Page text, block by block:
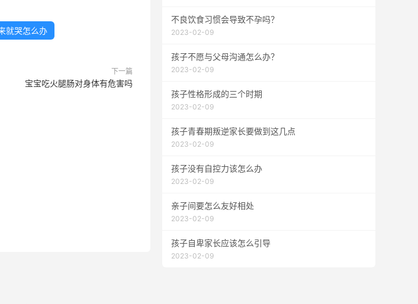
就哭怎么办
下一篇
宝宝吃火腿肠对身体有危害吗
不良饮食习惯会导致不孕吗？
2023-02-09
孩子不愿与父母沟通怎么办？
2023-02-09
孩子性格形成的三个时期
2023-02-09
孩子青春期叛逆家长要做到这几点
2023-02-09
孩子没有自控力该怎么办
2023-02-09
亲子间要怎么友好相处
2023-02-09
孩子自卑家长应该怎么引导
2023-02-09